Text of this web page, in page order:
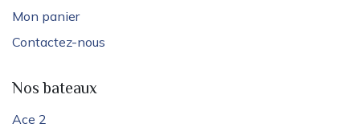
Mon panier
Contactez-nous
Nos bateaux
Ace 2